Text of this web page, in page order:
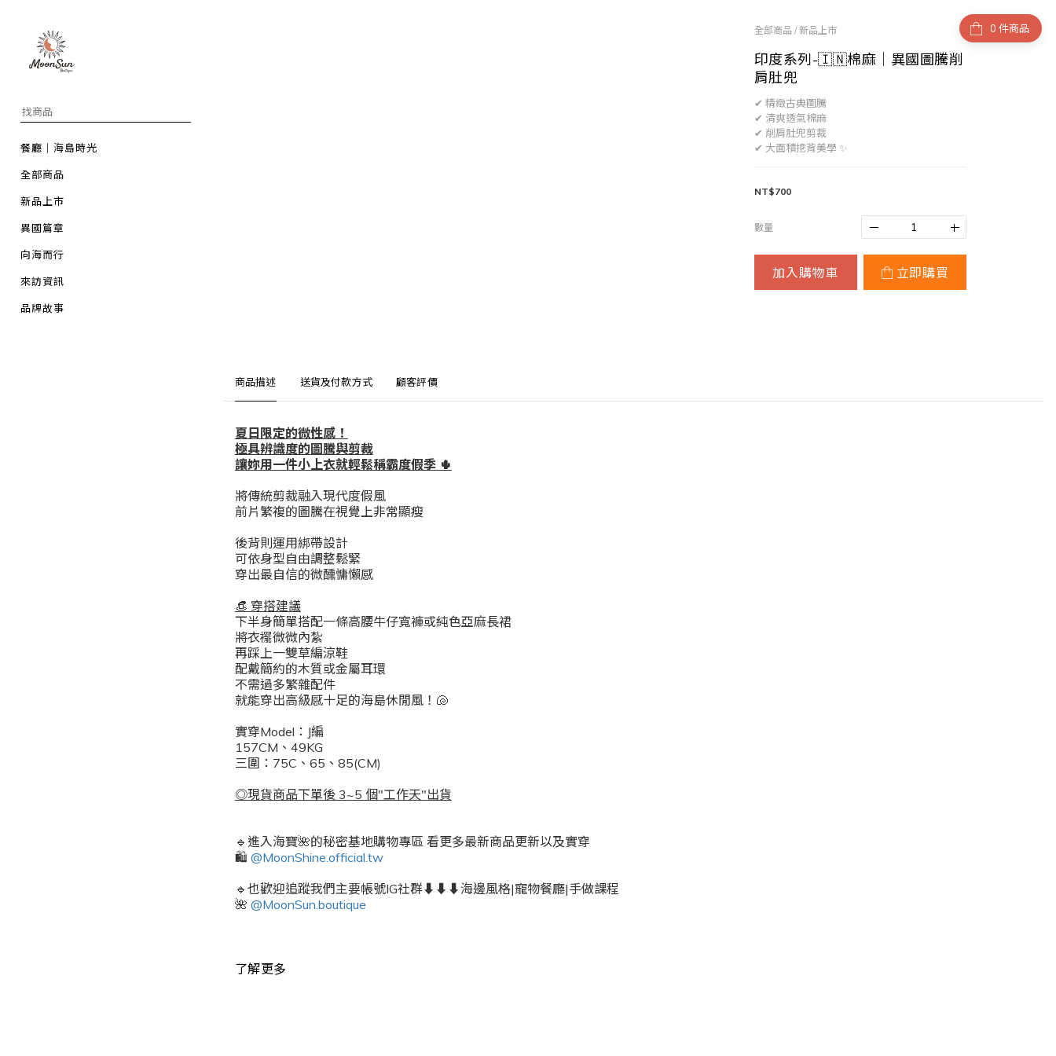
餐廳｜海島時光
全部商品
新品上市
異國篇章
向海而行
來訪資訊
品牌故事
件商品
全部商品 /新品上市
印度系列-🇮🇳棉麻｜異國圖騰削
肩肚兜
✔ 精緻古典圖騰
✔ 清爽透氣棉麻
✔ 削肩肚兜剪裁
✔ 大面積挖背美學 ✨
NT$700
數量
加入購物車 立即購買
商品描述 送貨及付款方式 顧客評價
夏日限定的微性感！
極具辨識度的圖騰與剪裁
讓妳用一件小上衣就輕鬆稱霸度假季 🌵
將傳統剪裁融入現代度假風
前片繁複的圖騰在視覺上非常顯瘦
後背則運用綁帶設計
可依身型自由調整鬆緊
穿出最自信的微醺慵懶感
​👒 穿搭建議
下半身簡單搭配一條高腰牛仔寬褲或純色亞麻長裙
將衣襬微微內紮
再踩上一雙草編涼鞋
配戴簡約的木質或金屬耳環
不需過多繁雜配件
就能穿出高級感十足的海島休閒風！🐚
實穿Model：J編
157CM、49KG
三圍：75C、65、85(CM)
◎現貨商品下單後 3~5 個"工作天"出貨
🔹進入海寶🌺的秘密基地購物專區 看更多最新商品更新以及實穿
🛍️ @MoonShine.official.tw
🔹也歡迎追蹤我們主要帳號IG社群⬇️⬇️⬇️海邊風格|寵物餐廳|手做課程
🌺 @MoonSun.boutique
了解更多